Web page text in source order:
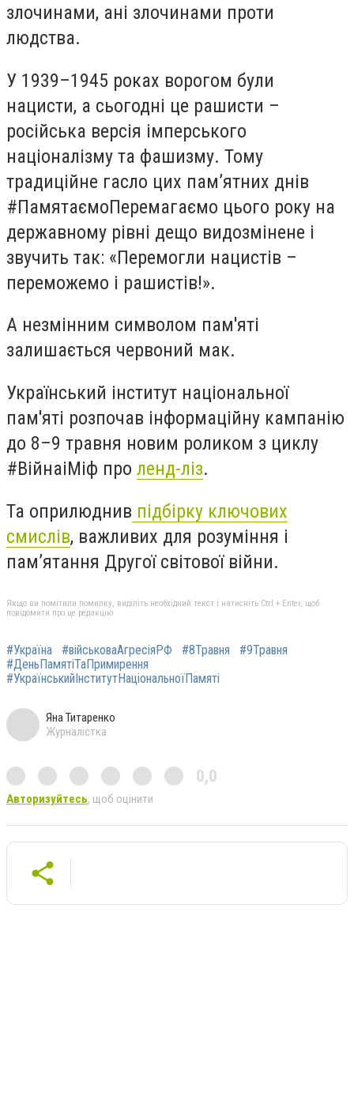
злочинами, ані злочинами проти
людства.
У 1939–1945 роках ворогом були
нацисти, а сьогодні це рашисти –
російська версія імперського
націоналізму та фашизму. Тому
традиційне гасло цих пам’ятних днів
#ПамятаємоПеремагаємо цього року на
державному рівні дещо видозмінене і
звучить так: «Перемогли нацистів –
переможемо і рашистів!».
А незмінним символом пам'яті
залишається червоний мак.
Український інститут національної
пам'яті розпочав інформаційну кампанію
до 8–9 травня новим роликом з циклу
#ВійнаіМіф про ленд-ліз.
Та оприлюднив підбірку ключових
смислів, важливих для розуміння і
пам’ятання Другої світової війни.
Якщо ви помітили помилку, виділіть необхідний текст і натисніть Ctrl + Enter, щоб
повідомити про це редакцію
#Україна #військоваАгресіяРФ #8Травня
#9Травня
#ДеньПамятіТаПримирення
#УкраїнськийІнститутНаціональноїПамяті
Яна Титаренко
Журналістка
0,0
Авторизуйтесь, щоб оцінити